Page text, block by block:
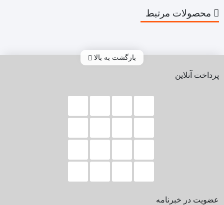
محصولات مرتبط
بازگشت به بالا
پرداخت آنلاین
عضویت در خبرنامه